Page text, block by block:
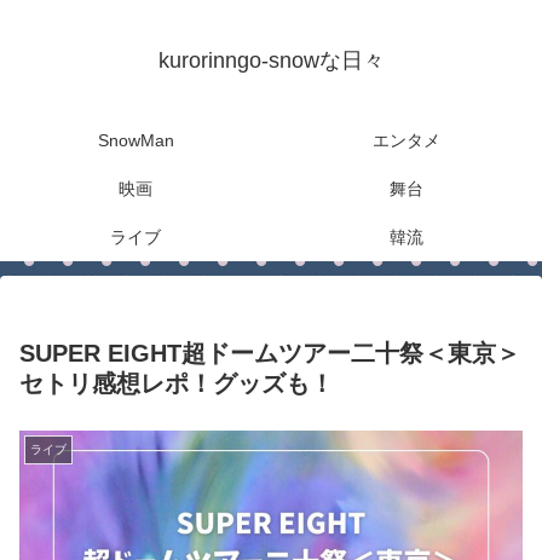
kurorinngo-snowな日々
SnowMan エンタメ
映画 舞台
ライブ 韓流
SUPER EIGHT超ドームツアー二十祭＜東京＞
セトリ感想レポ！グッズも！
ライブ